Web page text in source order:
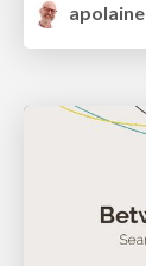
apolaine